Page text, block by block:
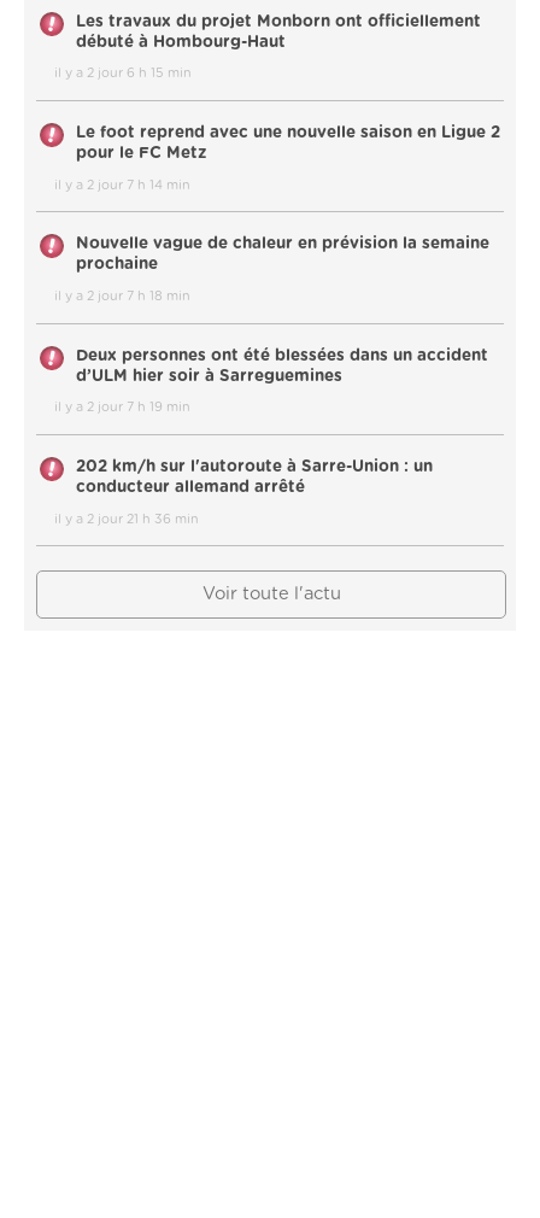
Les travaux du projet Monborn ont officiellement
débuté à Hombourg-Haut
il y a 2 jour 6 h 15 min
Le foot reprend avec une nouvelle saison en Ligue 2
pour le FC Metz
il y a 2 jour 7 h 14 min
Nouvelle vague de chaleur en prévision la semaine
prochaine
il y a 2 jour 7 h 18 min
Deux personnes ont été blessées dans un accident
d’ULM hier soir à Sarreguemines
il y a 2 jour 7 h 19 min
202 km/h sur l'autoroute à Sarre-Union : un
conducteur allemand arrêté
il y a 2 jour 21 h 36 min
Voir toute l'actu